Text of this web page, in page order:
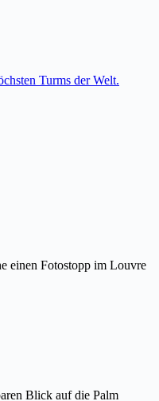
Turms der Welt.
einen Fotostopp im Louvre
Blick auf die Palm